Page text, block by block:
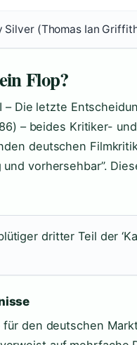
Silver (Thomas Ian
Flop?
– Die letzte
– beides Kritiker-
deutschen
und vorhersehbar”.
dritter Teil der
den deutschen